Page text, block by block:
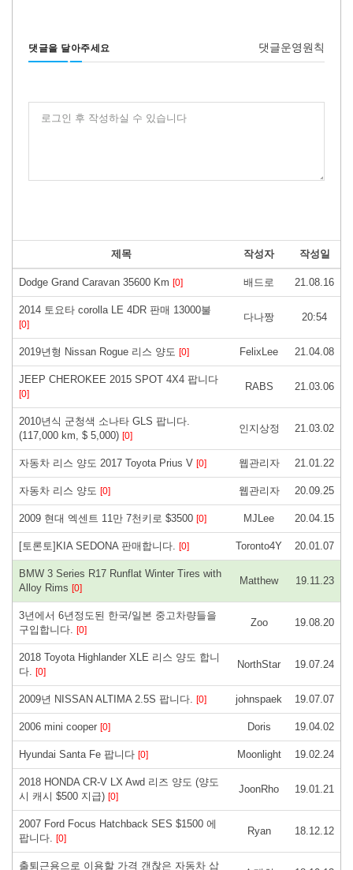
댓글을 달아주세요 댓글운영원칙
로그인 후 작성하실 수 있습니다
제목 작성자 작성일
Dodge Grand Caravan 35600 Km [0] 배드로 21.08.16
2014 토요타 corolla LE 4DR 판매 13000불
[0]
다나짱 20:54
2019년형 Nissan Rogue 리스 양도 [0] FelixLee 21.04.08
JEEP CHEROKEE 2015 SPOT 4X4 팝니다
[0]
RABS 21.03.06
2010년식 군청색 소나타 GLS 팝니다.
(117,000 km, $ 5,000) [0]
인지상정 21.03.02
자동차 리스 양도 2017 Toyota Prius V [0] 웹관리자 21.01.22
자동차 리스 양도 [0] 웹관리자 20.09.25
2009 현대 엑센트 11만 7천키로 $3500 [0] MJLee 20.04.15
[토론토]KIA SEDONA 판매합니다. [0] Toronto4Y 20.01.07
BMW 3 Series R17 Runflat Winter Tires with
Alloy Rims [0]
Matthew 19.11.23
3년에서 6년정도된 한국/일본 중고차량들을
구입합니다. [0]
Zoo 19.08.20
2018 Toyota Highlander XLE 리스 양도 합니
다. [0]
NorthStar 19.07.24
2009년 NISSAN ALTIMA 2.5S 팝니다. [0] johnspaek 19.07.07
2006 mini cooper [0] Doris 19.04.02
Hyundai Santa Fe 팝니다 [0] Moonlight 19.02.24
2018 HONDA CR-V LX Awd 리즈 양도 (양도
시 캐시 $500 지급) [0]
JoonRho 19.01.21
2007 Ford Focus Hatchback SES $1500 에
팝니다. [0]
Ryan 18.12.12
출퇴근용으로 이용할 가격 갠찮은 자동차 삽